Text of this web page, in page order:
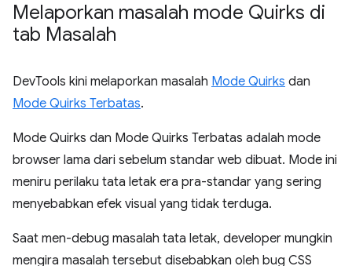
Melaporkan masalah mode Quirks di
tab Masalah
DevTools kini melaporkan masalah Mode Quirks dan
Mode Quirks Terbatas.
Mode Quirks dan Mode Quirks Terbatas adalah mode
browser lama dari sebelum standar web dibuat. Mode ini
meniru perilaku tata letak era pra-standar yang sering
menyebabkan efek visual yang tidak terduga.
Saat men-debug masalah tata letak, developer mungkin
mengira masalah tersebut disebabkan oleh bug CSS